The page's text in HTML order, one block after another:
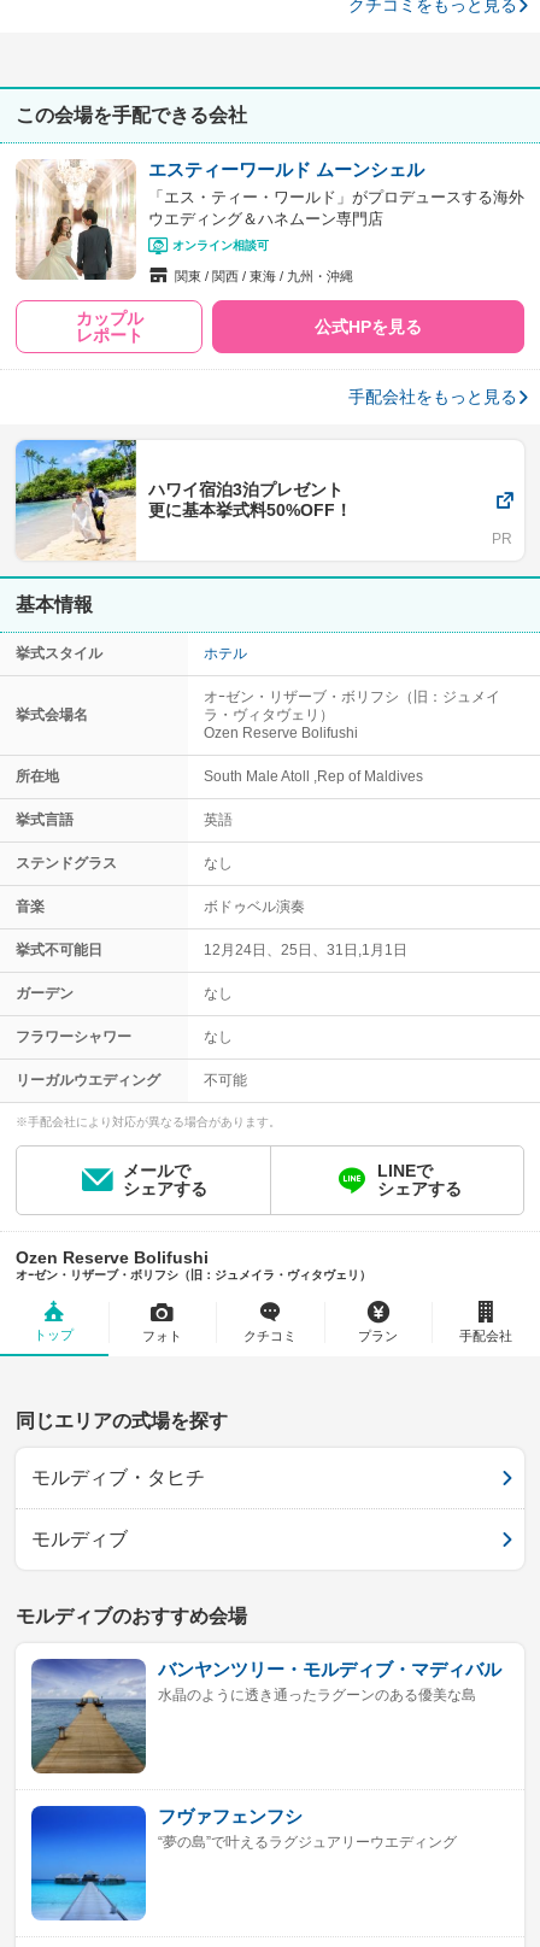
クチコミをもっと見る
この会場を手配できる会社
エスティーワールド ムーンシェル
「エス・ティー・ワールド」がプロデュースする海外
ウエディング＆ハネムーン専門店
オンライン相談可
関東 関西 東海 九州・沖縄
カップル
レポート
公式HPを見る
手配会社をもっと見る
ハワイ宿泊3泊プレゼント
更に基本挙式料50%OFF！
基本情報
挙式スタイル ホテル
挙式会場名
オｰゼン・リザーブ・ボリフシ（旧：ジュメイ
ラ・ヴィタヴェリ）
Ozen Reserve Bolifushi
所在地 South Male Atoll ,Rep of Maldives
挙式言語 英語
ステンドグラス なし
音楽 ボドゥベル演奏
挙式不可能日 12月24日、25日、31日,1月1日
ガーデン なし
フラワーシャワー なし
リーガルウエディング 不可能
※手配会社により対応が異なる場合があります。
メールで
シェアする
LINEで
シェアする
Ozen Reserve Bolifushi
オｰゼン・リザーブ・ボリフシ（旧：ジュメイラ・ヴィタヴェリ）
トップ フォト クチコミ プラン 手配会社
同じエリアの式場を探す
モルディブ・タヒチ
モルディブ
モルディブのおすすめ会場
バンヤンツリー・モルディブ・マディバル
水晶のように透き通ったラグーンのある優美な島
フヴァフェンフシ
“夢の島”で叶えるラグジュアリーウエディング